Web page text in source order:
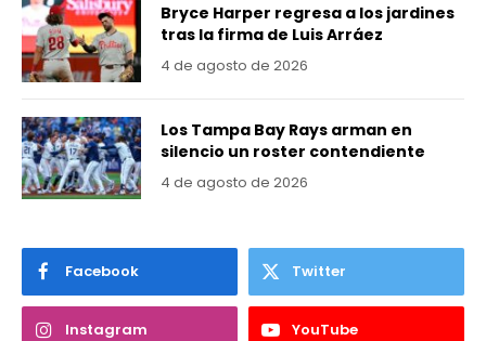
Bryce Harper regresa a los jardines
tras la firma de Luis Arráez
4 de agosto de 2026
Los Tampa Bay Rays arman en
silencio un roster contendiente
4 de agosto de 2026
Facebook Twitter
Instagram YouTube